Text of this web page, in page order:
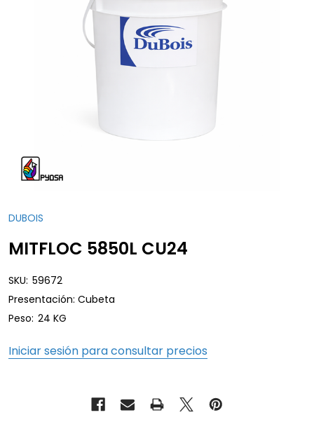
DUBOIS
MITFLOC 5850L CU24
SKU: 59672
Presentación: Cubeta
Peso: 24 KG
Iniciar sesión para consultar precios